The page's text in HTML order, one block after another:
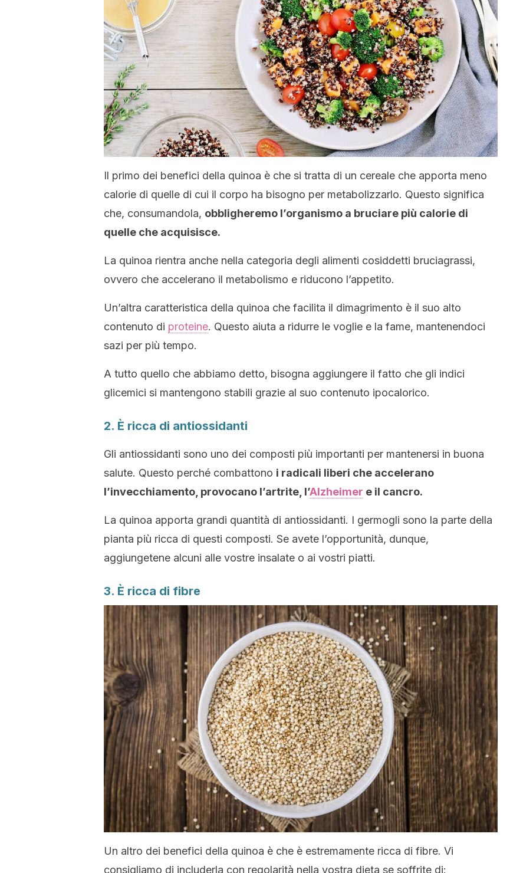
Il primo dei benefici della quinoa è che si tratta di un cereale che apporta meno
calorie di quelle di cui il corpo ha bisogno per metabolizzarlo. Questo significa
che, consumandola, obbligheremo l’organismo a bruciare più calorie di
quelle che acquisisce.
La quinoa rientra anche nella categoria degli alimenti cosiddetti bruciagrassi,
ovvero che accelerano il metabolismo e riducono l’appetito.
Un’altra caratteristica della quinoa che facilita il dimagrimento è il suo alto
contenuto di proteine. Questo aiuta a ridurre le voglie e la fame, mantenendoci
sazi per più tempo.
A tutto quello che abbiamo detto, bisogna aggiungere il fatto che gli indici
glicemici si mantengono stabili grazie al suo contenuto ipocalorico.
2. È ricca di antiossidanti
Gli antiossidanti sono uno dei composti più importanti per mantenersi in buona
salute. Questo perché combattono i radicali liberi che accelerano
l’invecchiamento, provocano l’artrite, l’Alzheimer e il cancro.
La quinoa apporta grandi quantità di antiossidanti. I germogli sono la parte della
pianta più ricca di questi composti. Se avete l’opportunità, dunque,
aggiungetene alcuni alle vostre insalate o ai vostri piatti.
3. È ricca di fibre
Un altro dei benefici della quinoa è che è estremamente ricca di fibre. Vi
consigliamo di includerla con regolarità nella vostra dieta se soffrite di: